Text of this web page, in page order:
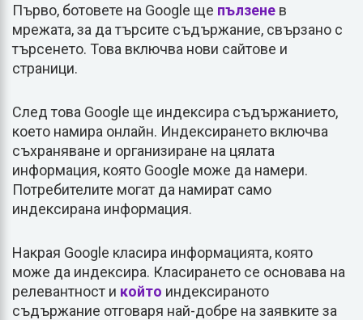
Първо, ботовете на Google ще пълзене в
мрежата, за да търсите съдържание, свързано с
търсенето. Това включва нови сайтове и
страници.
След това Google ще индексира съдържанието,
което намира онлайн. Индексирането включва
съхраняване и организиране на цялата
информация, която Google може да намери.
Потребителите могат да намират само
индексирана информация.
Накрая Google класира информацията, която
може да индексира. Класирането се основава на
релевантност и който индексираното
съдържание отговаря най-добре на заявките за